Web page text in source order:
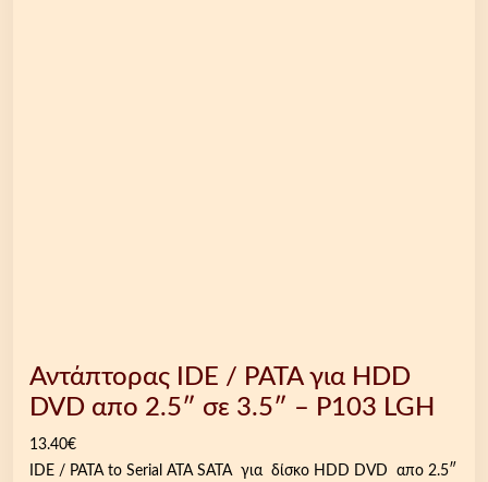
Αντάπτορας IDE / PATA για HDD
DVD απο 2.5″ σε 3.5″ – P103 LGH
13.40€
IDE / PATA to Serial ATA SATA για δίσκο HDD DVD απο 2.5″